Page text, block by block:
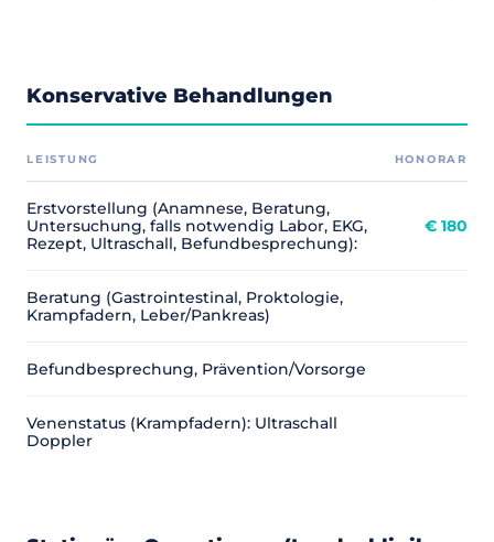
Konservative Behandlungen
LEISTUNG HONORAR
Erstvorstellung (Anamnese, Beratung,
Untersuchung, falls notwendig Labor, EKG,
Rezept, Ultraschall, Befundbesprechung):
€ 180
Beratung (Gastrointestinal, Proktologie,
Krampfadern, Leber/Pankreas)
Befundbesprechung, Prävention/Vorsorge
Venenstatus (Krampfadern): Ultraschall
Doppler